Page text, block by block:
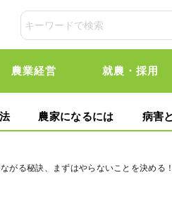
農業経営 就農・採用
農家になるには 病害
がる秘訣、まずはやらないことを決める！